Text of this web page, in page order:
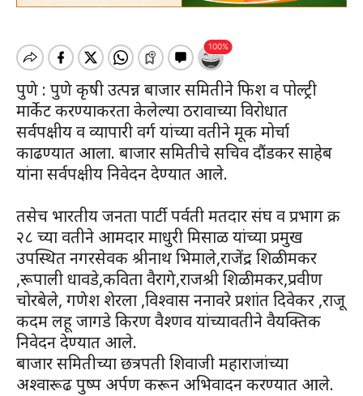
पुणे : पुणे कृषी उत्पन्न बाजार समितीने फिश व पोल्ट्री
मार्केट करण्याकरता केलेल्या ठरावाच्या विरोधात
सर्वपक्षीय व व्यापारी वर्ग यांच्या वतीने मूक मोर्चा
काढण्यात आला. बाजार समितीचे सचिव दौंडकर साहेब
यांना सर्वपक्षीय निवेदन देण्यात आले.
तसेच भारतीय जनता पार्टी पर्वती मतदार संघ व प्रभाग क्र
२८ च्या वतीने आमदार माधुरी मिसाळ यांच्या प्रमुख
उपस्थित नगरसेवक श्रीनाथ भिमाले,राजेंद्र शिळीमकर
,रूपाली धावडे,कविता वैरागे,राजश्री शिळीमकर,प्रवीण
चोरबेले, गणेश शेरला ,विश्वास ननावरे प्रशांत दिवेकर ,राजू
कदम लहू जागडे किरण वैश्णव यांच्यावतीने वैयक्तिक
निवेदन देण्यात आले.
बाजार समितीच्या छत्रपती शिवाजी महाराजांच्या
अश्वारूढ पुष्प अर्पण करून अभिवादन करण्यात आले.